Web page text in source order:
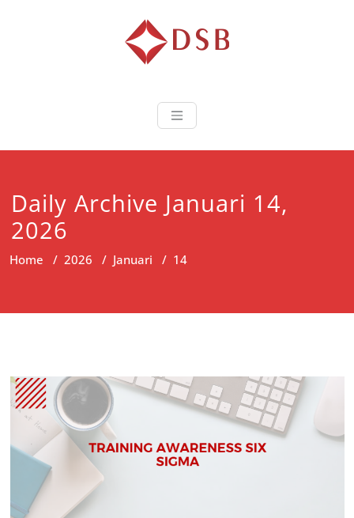
Diorama
Daily Archive Januari 14,
2026
Home / 2026 / Januari / 14